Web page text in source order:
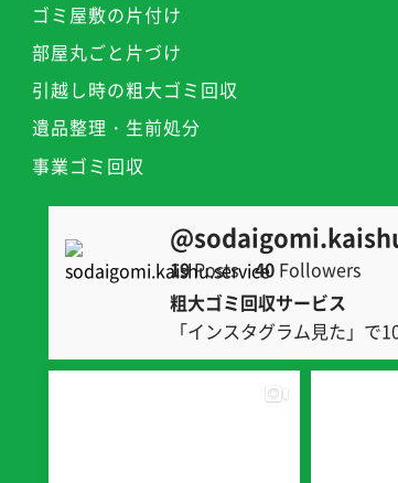
ゴミ屋敷の片付け
部屋丸ごと片づけ
引越し時の粗大ゴミ回収
遺品整理・生前処分
事業ゴミ回収
19Posts 40 Followers
粗大ゴミ回収サービス
「インスタグラム見た」で